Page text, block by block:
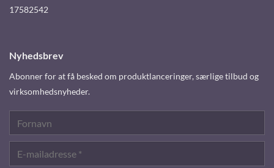
17582542
Nyhedsbrev
Abonner for at få besked om produktlanceringer, særlige tilbud og
virksomhedsnyheder.